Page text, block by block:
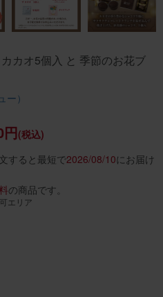
カオ5個入 と 季節のお花ブ
ー）
円(税込)
すると最短で2026/08/10にお届け
の商品です。
エリア